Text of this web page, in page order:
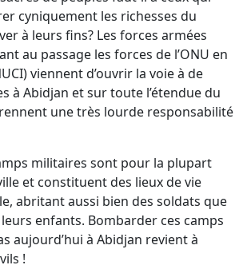
cyniquement les richesses du
à leurs fins? Les forces armées
au passage les forces de l’ONU en
viennent d’ouvrir la voie à de
à Abidjan et sur toute l’étendue du
une très lourde responsabilité
militaires sont pour la plupart
et constituent des lieux de vie
abritant aussi bien des soldats que
enfants. Bombarder ces camps
aujourd’hui à Abidjan revient à
!